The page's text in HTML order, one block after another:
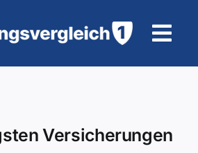
Versicherungen